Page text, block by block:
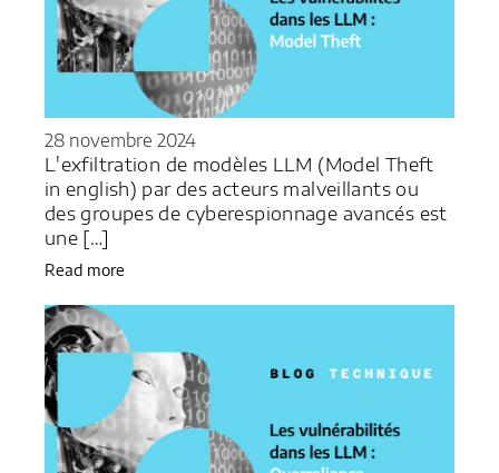
28 novembre 2024
L'exfiltration de modèles LLM (Model Theft
in english) par des acteurs malveillants ou
des groupes de cyberespionnage avancés est
une […]
Read more